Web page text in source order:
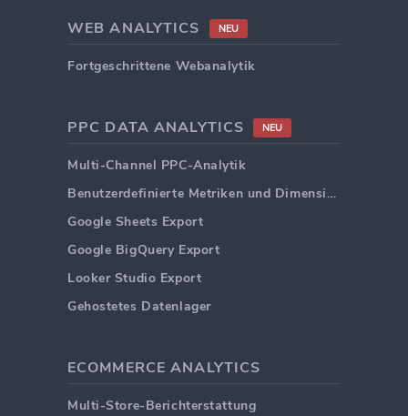
WEB ANALYTICS NEU
Fortgeschrittene Webanalytik
PPC DATA ANALYTICS NEU
Multi-Channel PPC-Analytik
Benutzerdefinierte Metriken und Dimensionen
Google Sheets Export
Google BigQuery Export
Looker Studio Export
Gehostetes Datenlager
ECOMMERCE ANALYTICS
Multi-Store-Berichterstattung